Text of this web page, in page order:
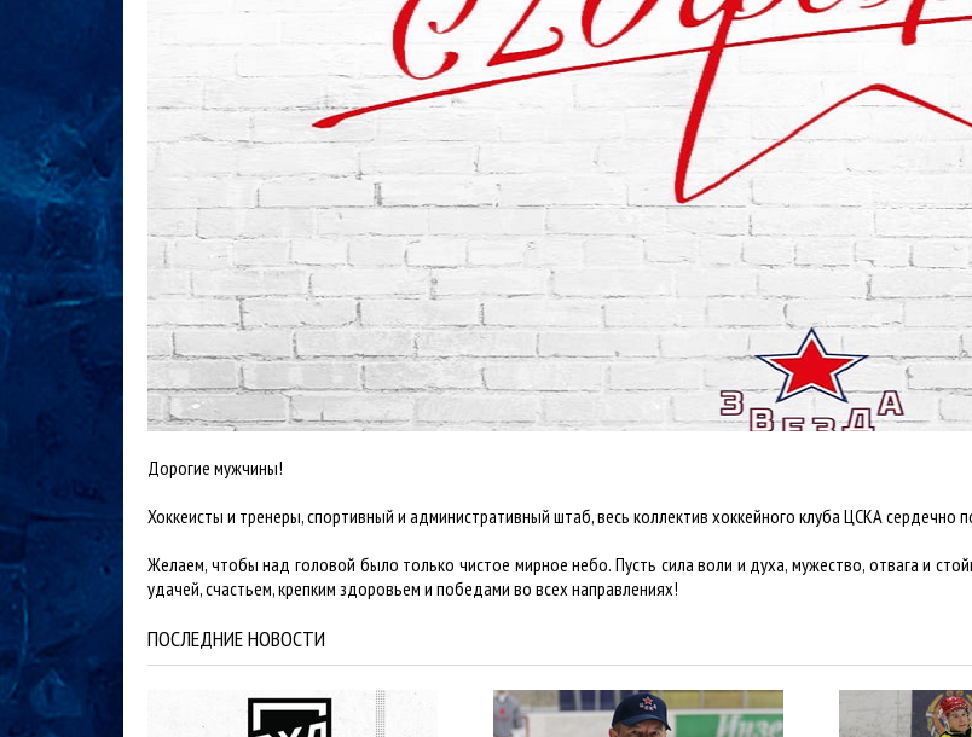
Дорогие мужчины!
Хоккеисты и тренеры, спортивный и административный штаб, весь коллектив хоккейного клуба ЦСКА сердечно
Желаем, чтобы над головой было только чистое мирное небо. Пусть сила воли и духа, мужество, отвага и
удачей, счастьем, крепким здоровьем и победами во всех направлениях!
ПОСЛЕДНИЕ НОВОСТИ